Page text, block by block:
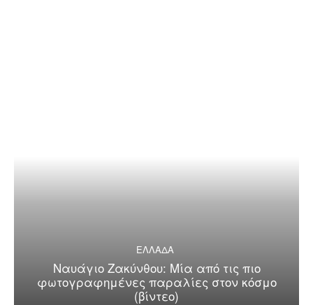
ΕΛΛΑΔΑ
Ναυάγιο Ζακύνθου: Μία από τις πιο
φωτογραφημένες παραλίες στον κόσμο
(βίντεο)